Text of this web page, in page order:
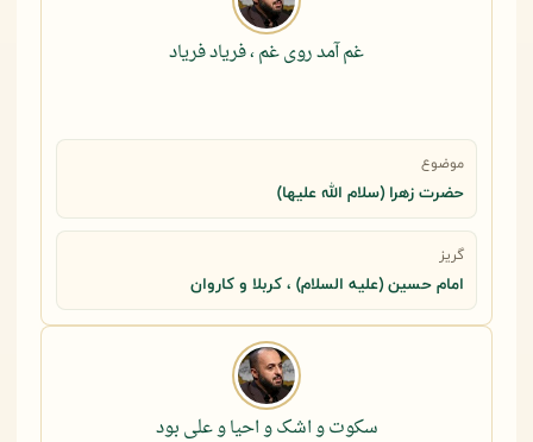
غم آمد روی غم ، فریاد فریاد
موضوع
حضرت زهرا (سلام الله علیها)
گریز
امام حسین (علیه السلام) ، کربلا و کاروان
سکوت و اشک و احیا و علی بود